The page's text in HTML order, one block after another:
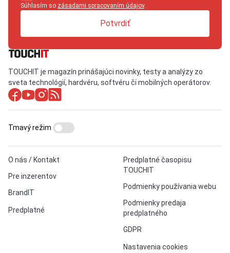
Súhlasím so zásadami spracovaním údajov.
Potvrdiť
TOUCHIT je magazín prinášajúci novinky, testy a analýzy zo
sveta technológií, hardvéru, softvéru či mobilných operátorov.
O nás / Kontakt
Pre inzerentov
BrandIT
Predplatné
Predplatné časopisu
TOUCHIT
Podmienky používania webu
Podmienky predaja
predplatného
GDPR
Nastavenia cookies
Tmavý režim